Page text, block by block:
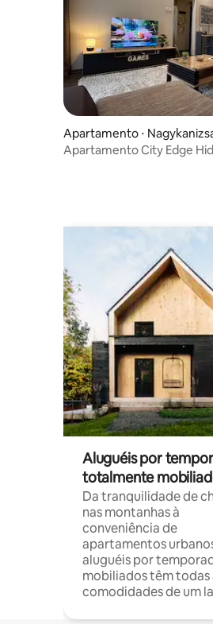
Apartamento ⋅
Apartamento City Edge
Aluguéis por
totalmente
Da tranquilidade de
nas montanhas à
conveniência de
apartamentos
aluguéis por
mobiliados têm todas
comodidades de um